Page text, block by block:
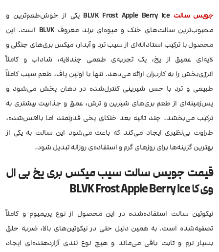
جویس سالت BLVK Frost Apple Berry Ice
یکی از خوش‌طعم‌ترین و
محبوب‌ترین سالت‌های خنک و میوه‌ای برند معروفBLVK است. این
محصول با ترکیب استادانه‌ای از سیب ترد و آبدار، میکس بری‌های جنگلی و
لایه‌ای عمیق از یخ، یک تجربه‌ی طعمی چندلایه، شاداب و کاملاً
انرژی‌بخش را به کاربران ارائه می‌دهد. تنها با اولین پاف، طعم سیب کاملاً
طبیعی و ترد با حس شیرینی کنترل‌شده در دهان پخش می‌شود و
پس‌زمینه‌ای از طعم‌ بری‌های شیرین و ترش، عمق و جذابیت بیشتری به
ترکیب می‌بخشد. چند ثانیه بعد خنکای یخی قدرتمند اما بالانس‌شده،
طراوت بی‌نظیری ایجاد می‌کند که باعث می‌شود این سالت به یکی از
بهترین گزینه‌ها برای روزهای گرم و استفاده‌ی روزانه تبدیل شود.
قیمت جویس سالت سیب میکس بری یخ بی ال
وی کا BLVK Frost Apple Berry Ice
نیکوتین سالت استفاده‌شده در این محصول از نوع پریمیوم و کاملاً
تصفیه‌شده است. به همین دلیل حتی در نیکوتین‌های بالا، ضربه حلق
بسیار نرم و ثابت باقی می‌ماند و هیچ نوع تندی آزاردهنده‌ای ایجاد